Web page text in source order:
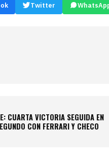
Twitter
CUARTA VICTORIA SEGUIDA EN
CON FERRARI Y CHECO